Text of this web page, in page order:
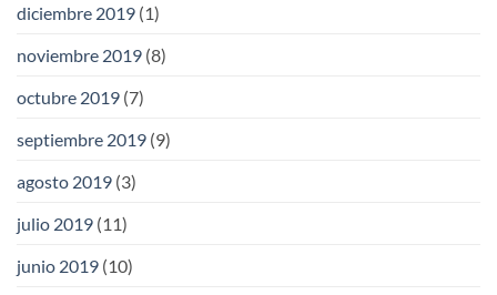
diciembre 2019 (1)
noviembre 2019 (8)
octubre 2019 (7)
septiembre 2019 (9)
agosto 2019 (3)
julio 2019 (11)
junio 2019 (10)